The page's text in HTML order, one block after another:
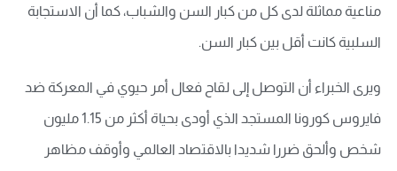
مناعية مماثلة لدى كل من كبار السن والشباب، كما أن الاستجابة
السلبية كانت أقل بين كبار السن.
ويرى الخبراء أن التوصل إلى لقاح فعال أمر حيوي في المعركة ضد
فايروس كورونا المستجد الذي أودى بحياة أكثر من 1.15 مليون
شخص وألحق ضررا شديدا بالاقتصاد العالمي وأوقف مظاهر